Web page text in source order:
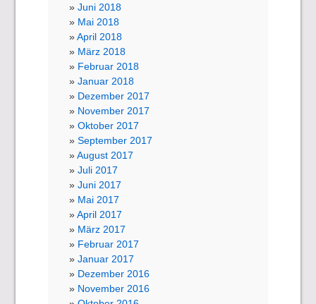
Juni 2018
Mai 2018
April 2018
März 2018
Februar 2018
Januar 2018
Dezember 2017
November 2017
Oktober 2017
September 2017
August 2017
Juli 2017
Juni 2017
Mai 2017
April 2017
März 2017
Februar 2017
Januar 2017
Dezember 2016
November 2016